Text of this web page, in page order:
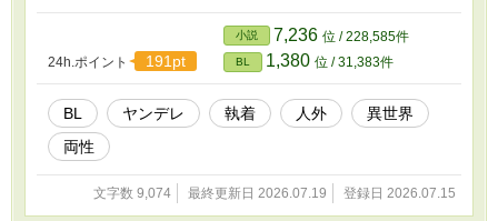
24h.ポイント 191pt
小説 7,236 位 / 228,585件
BL 1,380 位 / 31,383件
BL ヤンデレ 執着 人外
異世界
両性
文字数 9,074 最終更新日 2026.07.19 登録日 2026.07.15